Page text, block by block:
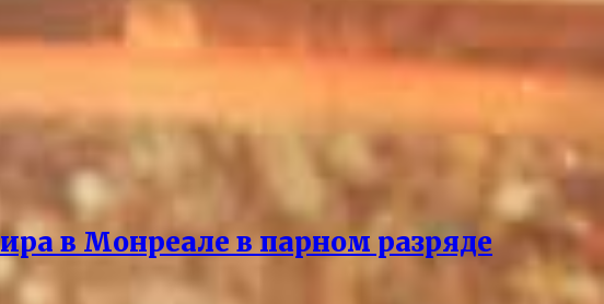
в Монреале в парном разряде